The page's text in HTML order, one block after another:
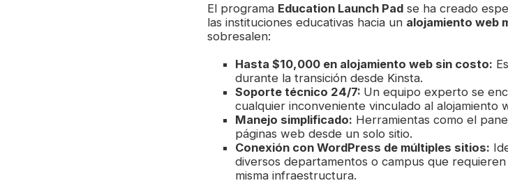
El programa Education Launch Pad se ha creado
las instituciones educativas hacia un alojamiento web
sobresalen:
Hasta $10,000 en alojamiento web sin costo:
durante la transición desde Kinsta.
Soporte técnico 24/7: Un equipo experto se
cualquier inconveniente vinculado al alojamiento
Manejo simplificado: Herramientas como el
páginas web desde un solo sitio.
Conexión con WordPress de múltiples sitios:
diversos departamentos o campus que
misma infraestructura.